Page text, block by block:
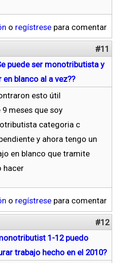
o regístrese para comentar
#11
puede ser monotributista y
en blanco al a vez??
esto útil
9 meses que soy
categoria c
y ahora tengo un
en blanco que tramite
hacer
o regístrese para comentar
#12
1-12 puedo
trabajo hecho en el 2010?